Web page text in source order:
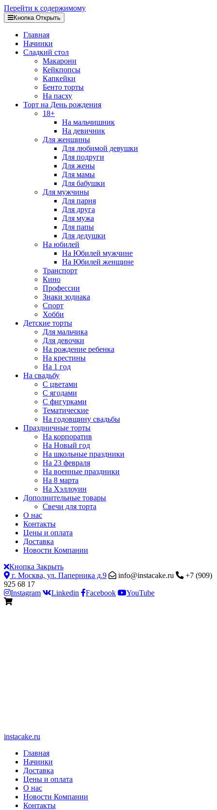
Перейти к содержимому
Кнопка Открыть
Главная
Начинки
Сладкий стол
Макарони
Кейкпопсы
Капкейки
Бенто торты
На пасху
Торт на День рождения
18+
На мальчишник
На девичник
Для женщины
Для любимой девушки
Для подруги
Для жены
Для мамы
Для бабушки
Для мужчины
Для парня
Для друга
Для мужа
Для папы
Для дедушки
На юбилей
На Юбилей мужчине
На Юбилей женщине
Транспорт
Кино
Профессии
Знаки зодиака
Спорт
Хобби
Детские торты
Для мальчика
Для девочки
На рождение ребенка
На крестины
На 1 год
На свадьбу
С цветами
С ягодами
С фигурками
Тематические
На годовщину свадьбы
Праздничные торты
На корпоратив
На Новый год
На школьные праздники
На 23 февраля
На военные праздники
На 8 марта
На Хэллоуин
Дополнительные товары
Свечи для торта
О нас
Контакты
Цены и оплата
Доставка
Новости Компании
Кнопка Закрыть
г. Москва, ул. Паперника д.9
info@instacake.ru
+7 (909)
925 68 17
Instagram
Linkedin Facebook YouTube
instacake.ru
Главная
Начинки
Доставка
Цены и оплата
О нас
Новости Компании
Контакты